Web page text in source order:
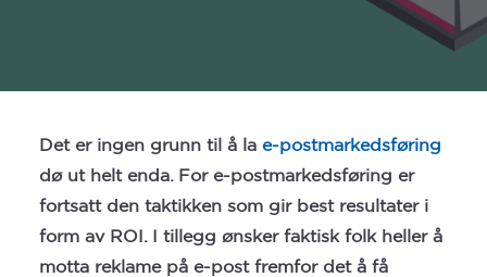
Det er ingen grunn til å la e-postmarkedsføring
dø ut helt enda. For e-postmarkedsføring er
fortsatt den taktikken som gir best resultater i
form av ROI. I tillegg ønsker faktisk folk heller å
motta reklame på e-post fremfor det å få